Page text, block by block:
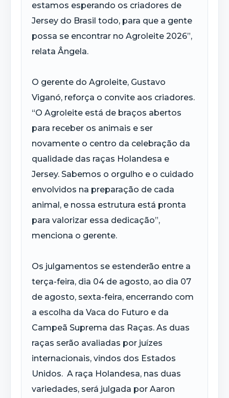
estamos esperando os criadores de
Jersey do Brasil todo, para que a gente
possa se encontrar no Agroleite 2026”,
relata Ângela.
O gerente do Agroleite, Gustavo
Viganó, reforça o convite aos criadores.
“O Agroleite está de braços abertos
para receber os animais e ser
novamente o centro da celebração da
qualidade das raças Holandesa e
Jersey. Sabemos o orgulho e o cuidado
envolvidos na preparação de cada
animal, e nossa estrutura está pronta
para valorizar essa dedicação”,
menciona o gerente.
Os julgamentos se estenderão entre a
terça-feira, dia 04 de agosto, ao dia 07
de agosto, sexta-feira, encerrando com
a escolha da Vaca do Futuro e da
Campeã Suprema das Raças. As duas
raças serão avaliadas por juízes
internacionais, vindos dos Estados
Unidos. A raça Holandesa, nas duas
variedades, será julgada por Aaron